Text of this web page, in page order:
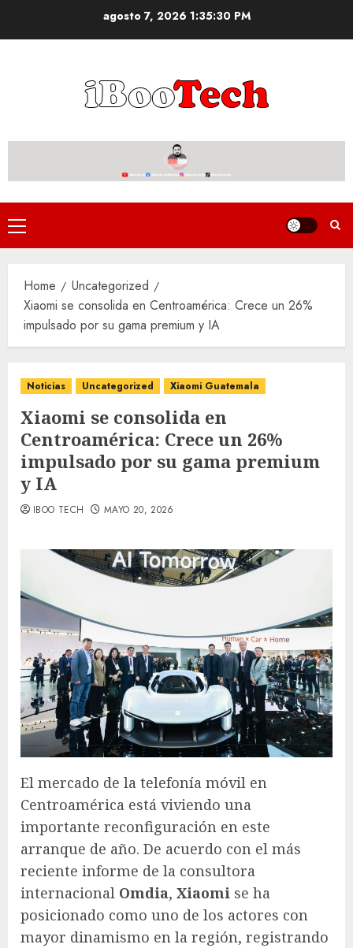
agosto 7, 20261:35:31 PM
Primary
Menu
Home
Uncategorized
Xiaomi se consolida en Centroamérica: Crece un 26%
impulsado por su gama premium y IA
Noticias Uncategorized Xiaomi Guatemala
Xiaomi se consolida en
Centroamérica: Crece un 26%
impulsado por su gama premium
y IA
IBOO TECH MAYO 20, 2026
El mercado de la telefonía móvil en
Centroamérica está viviendo una
importante reconfiguración en este
arranque de año. De acuerdo con el más
reciente informe de la consultora
internacional Omdia, Xiaomi se ha
posicionado como uno de los actores con
mayor dinamismo en la región, registrando